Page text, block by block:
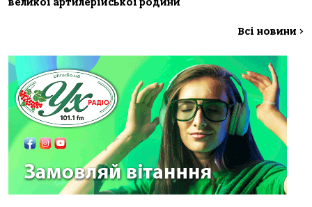
великої артилерійської родини
Всі новини >